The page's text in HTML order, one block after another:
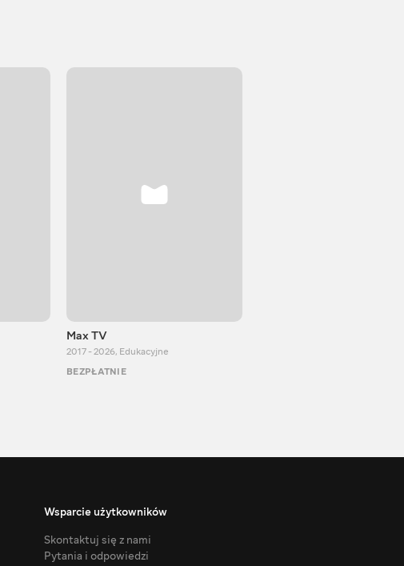
Max TV
2017 - 2026, Edukacyjne
BEZPŁATNIE
Wsparcie użytkowników
Skontaktuj się z nami
Pytania i odpowiedzi